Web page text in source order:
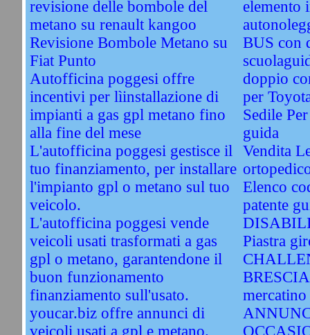
revisione delle bombole del
metano su renault kangoo
Revisione Bombole Metano su
Fiat Punto
Autofficina poggesi offre
incentivi per lìinstallazione di
impianti a gas gpl metano fino
alla fine del mese
L'autofficina poggesi gestisce il
tuo finanziamento, per installare
l'impianto gpl o metano sul tuo
veicolo.
L'autofficina poggesi vende
veicoli usati trasformati a gas
gpl o metano, garantendone il
buon funzionamento
finanziamento sull'usato.
youcar.biz offre annunci di
veicoli usati a gpl e metano.
elemento
BUS con
doppio
per
Sedile
guida
Vendita
Elenco
patente
Piastra
mercatino